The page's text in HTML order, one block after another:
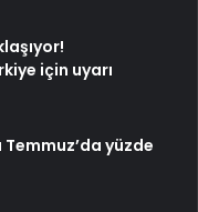
için uyarı
yüzde